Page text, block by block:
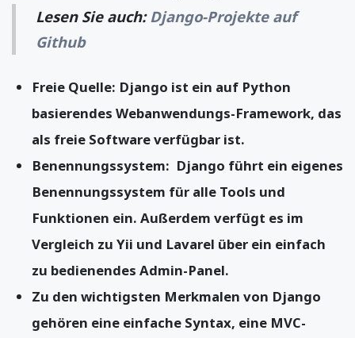
Lesen Sie auch: Django-Projekte auf
Github
Freie Quelle: Django ist ein auf Python
basierendes Webanwendungs-Framework, das
als freie Software verfügbar ist.
Benennungssystem: Django führt ein eigenes
Benennungssystem für alle Tools und
Funktionen ein. Außerdem verfügt es im
Vergleich zu Yii und Lavarel über ein einfach
zu bedienendes Admin-Panel.
Zu den wichtigsten Merkmalen von Django
gehören eine einfache Syntax, eine MVC-